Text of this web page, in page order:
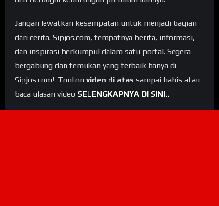
Jangan lewatkan kesempatan untuk menjadi bagian
dari cerita. Sipjos.com, tempatnya berita, informasi,
dan inspirasi berkumpul dalam satu portal. Segera
bergabung dan temukan yang terbaik hanya di
Sipjos.com!. Tonton video di atas sampai habis atau
baca ulasan video SELENGKAPNYA DI SINI..